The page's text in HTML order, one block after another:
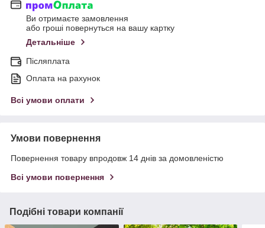
Ви отримаєте замовлення
або гроші повернуться на вашу картку
Детальніше
Післяплата
Оплата на рахунок
Всі умови оплати
Умови повернення
Повернення товару впродовж 14 днів за домовленістю
Всі умови повернення
Подібні товари компанії